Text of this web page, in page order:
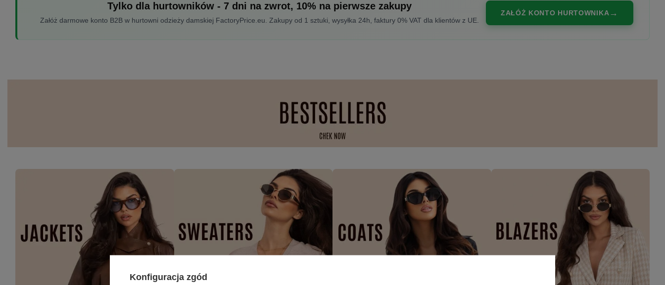
Tylko dla hurtowników - 7 dni na zwrot, 10% na pierwsze zakupy
Załóż darmowe konto B2B w hurtowni odzieży damskiej FactoryPrice.eu. Zakupy od 1 sztuki, wysyłka 24h, faktury 0% VAT dla klientów z UE.
ZAŁÓŻ KONTO HURTOWNIKA
Konfiguracja zgód